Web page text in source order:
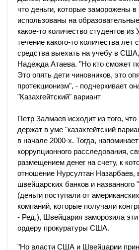
что деньги, которые заморожены
использованы на
какое-то количество студентов из
течение какого-то количества лет
средства выехать на учебу в
Надежда Атаева. "Но кто сможет
Это опять дети чиновников, это
протекционизм", - подчеркивает
"Казахгейтский" вариант
Петр Залмаев исходит из того,
держат в уме "казахгейтский
в начале 2000-х. Тогда,
коррупционного расследования,
размещением денег на счету, к
отношение Нурсултан Назарбаев,
швейцарских банков и названного
(деньги поступали от
компаний, которые получали
- Ред.), Швейцария заморозила
ордеру прокуратуры США.
"Но власти США и Швейцарии